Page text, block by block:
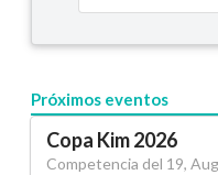
Próximos eventos
Copa Kim 2026
Competencia del 19,